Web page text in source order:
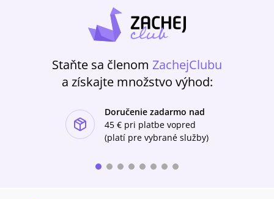
Staňte sa členom ZachejClubu
a získajte množstvo výhod:
Doručenie zadarmo nad
45 € pri platbe vopred
(platí pre vybrané služby)